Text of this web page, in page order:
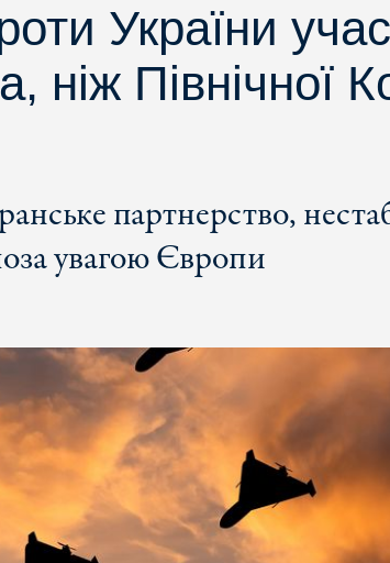
України
ніж Північної
партнерство,
увагою Європи